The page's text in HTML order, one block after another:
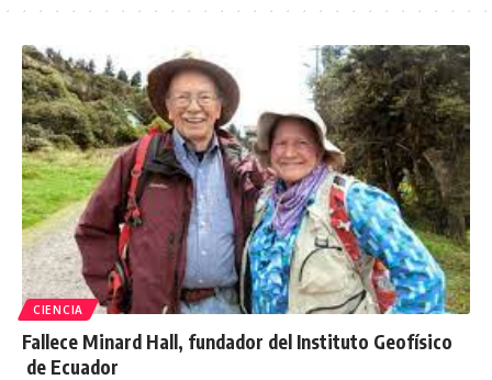
CIENCIA
Fallece Minard Hall, fundador del Instituto Geofísico
de Ecuador